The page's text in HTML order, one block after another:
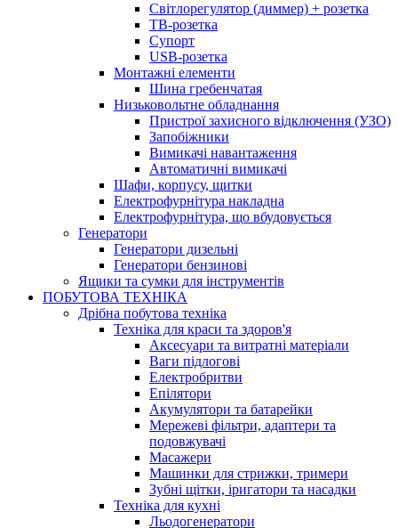
Світлорегулятор (диммер) + розетка
ТВ-розетка
Супорт
USB-розетка
Монтажні елементи
Шина гребенчатая
Низьковольтне обладнання
Пристрої захисного відключення (УЗО)
Запобіжники
Вимикачі навантаження
Автоматичні вимикачі
Шафи, корпусу, щитки
Електрофурнітура накладна
Електрофурнітура, що вбудовується
Генератори
Генератори дизельні
Генератори бензинові
Ящики та сумки для інструментів
ПОБУТОВА ТЕХНІКА
Дрібна побутова техніка
Техніка для краси та здоров'я
Аксесуари та витратні матеріали
Ваги підлогові
Електробритви
Епілятори
Акумулятори та батарейки
Мережеві фільтри, адаптери та
подовжувачі
Масажери
Машинки для стрижки, тримери
Зубні щітки, іригатори та насадки
Техніка для кухні
Льодогенератори